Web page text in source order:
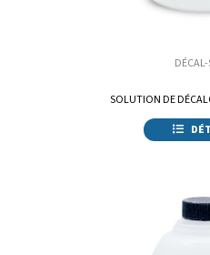
SOLUTION DE